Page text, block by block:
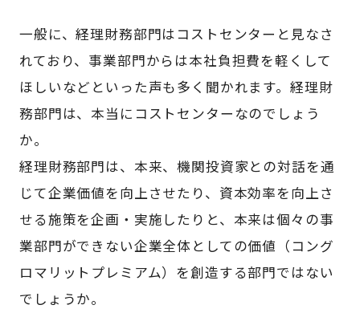
一般に、経理財務部門はコストセンターと見なさ
れており、事業部門からは本社負担費を軽くして
ほしいなどといった声も多く聞かれます。経理財
務部門は、本当にコストセンターなのでしょう
か。
経理財務部門は、本来、機関投資家との対話を通
じて企業価値を向上させたり、資本効率を向上さ
せる施策を企画・実施したりと、本来は個々の事
業部門ができない企業全体としての価値（コング
ロマリットプレミアム）を創造する部門ではない
でしょうか。